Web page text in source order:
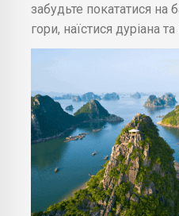
забудьте покататися на
гори, наїстися дуріана